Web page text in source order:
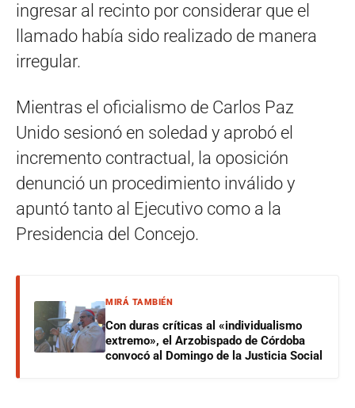
ingresar al recinto por considerar que el
llamado había sido realizado de manera
irregular.
Mientras el oficialismo de Carlos Paz
Unido sesionó en soledad y aprobó el
incremento contractual, la oposición
denunció un procedimiento inválido y
apuntó tanto al Ejecutivo como a la
Presidencia del Concejo.
MIRÁ TAMBIÉN
Con duras críticas al «individualismo
extremo», el Arzobispado de Córdoba
convocó al Domingo de la Justicia Social